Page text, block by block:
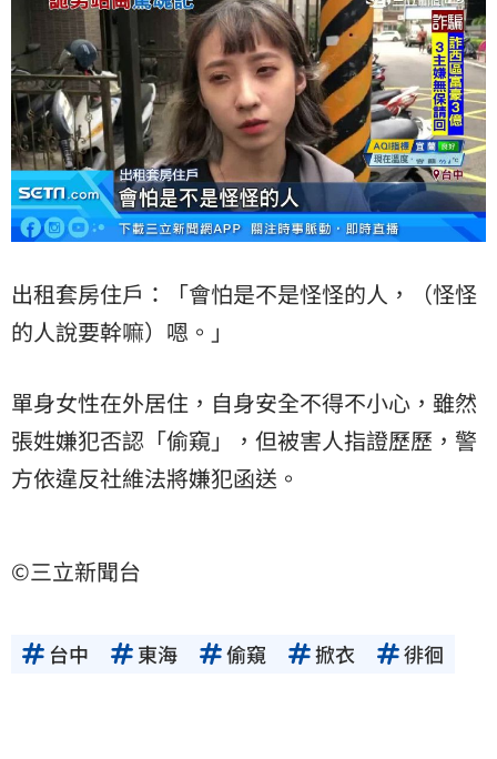
出租套房住戶：「會怕是不是怪怪的人，（怪怪
的人說要幹嘛）嗯。」
單身女性在外居住，自身安全不得不小心，雖然
張姓嫌犯否認「偷窺」，但被害人指證歷歷，警
方依違反社維法將嫌犯函送。
©三立新聞台
台中 東海 偷窺 掀衣 徘徊